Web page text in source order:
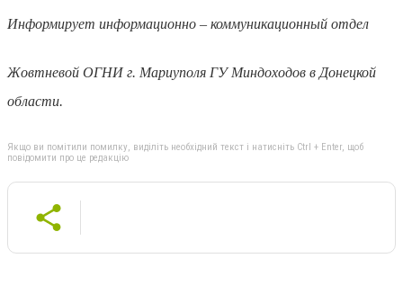
Информирует информационно – коммуникационный отдел
Жовтневой ОГНИ г. Мариуполя ГУ Миндоходов в Донецкой
области.
Якщо ви помітили помилку, виділіть необхідний текст і натисніть Ctrl + Enter, щоб
повідомити про це редакцію